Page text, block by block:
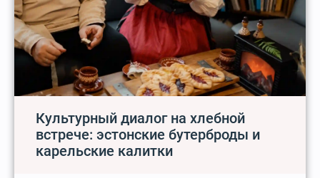
Культурный диалог на хлебной
встрече: эстонские бутерброды и
карельские калитки